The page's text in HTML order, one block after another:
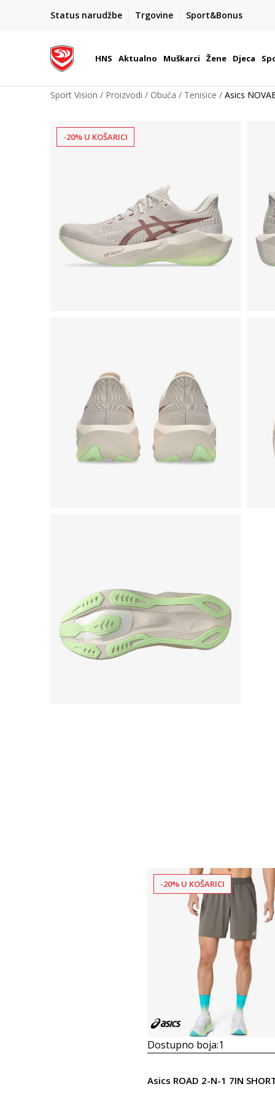
Status narudžbe Trgovine Sport&Bonus
BOX NOW
Dostava 1,50 €
| Više od 800 paketomata u Hrvatskoj
HNS Aktualno Muškarci Žene Djeca
Sport Vision Proizvodi Obuća Tenisice Asics
-20% U KOŠARICI
-20% U KOŠARICI
Dostupno boja:1
Asics ROAD 2-N-1 7IN